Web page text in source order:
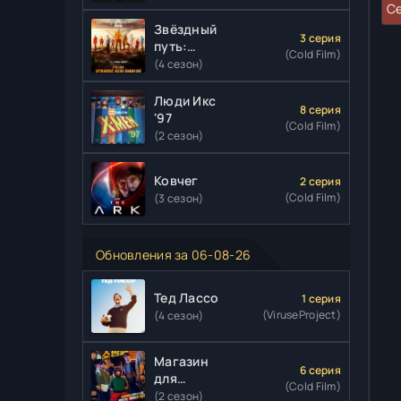
Звёздный
путь:
Странные
новые
миры
(4 сезон)
3 серия
(Cold Film)
Люди Икс
'97
(2 сезон)
8 серия
(Cold Film)
Ковчег
(3 сезон)
2 серия
(Cold Film)
Обновления за 06-08-26
Тед Лассо
(4 сезон)
1 серия
(ViruseProject)
Магазин
для
киллеров
(2 сезон)
6 серия
(Cold Film)